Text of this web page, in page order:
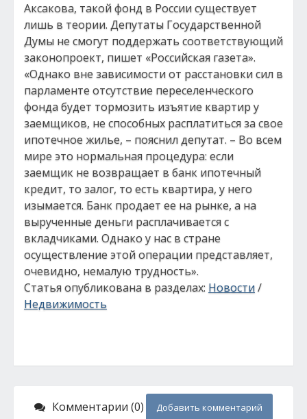
Аксакова, такой фонд в России существует
лишь в теории. Депутаты Государственной
Думы не смогут поддержать соответствующий
законопроект, пишет «Российская газета».
«Однако вне зависимости от расстановки сил в
парламенте отсутствие переселенческого
фонда будет тормозить изъятие квартир у
заемщиков, не способных расплатиться за свое
ипотечное жилье, – пояснил депутат. – Во всем
мире это нормальная процедура: если
заемщик не возвращает в банк ипотечный
кредит, то залог, то есть квартира, у него
изымается. Банк продает ее на рынке, а на
вырученные деньги расплачивается с
вкладчиками. Однако у нас в стране
осуществление этой операции представляет,
очевидно, немалую трудность».
Статья опубликована в разделах: Новости/
Недвижимость
Комментарии (0) Добавить комментарий